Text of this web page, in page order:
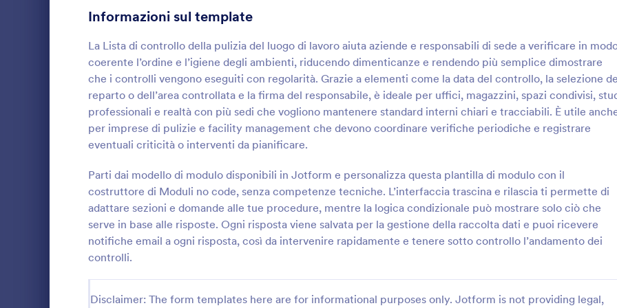
Informazioni sul template
La Lista di controllo della pulizia del luogo di lavoro aiuta aziende e responsabili di sede a verificare in
coerente l’ordine e l’igiene degli ambienti, riducendo dimenticanze e rendendo più semplice dimostrare
che i controlli vengono eseguiti con regolarità. Grazie a elementi come la data del controllo, la selezione
reparto o dell’area controllata e la firma del responsabile, è ideale per uffici, magazzini, spazi condivisi,
professionali e realtà con più sedi che vogliono mantenere standard interni chiari e tracciabili. È utile
per imprese di pulizie e facility management che devono coordinare verifiche periodiche e registrare
eventuali criticità o interventi da pianificare.
Parti dai modello di modulo disponibili in Jotform e personalizza questa plantilla di modulo con il
costruttore di Moduli no code, senza competenze tecniche. L’interfaccia trascina e rilascia ti permette di
adattare sezioni e domande alle tue procedure, mentre la logica condizionale può mostrare solo ciò che
serve in base alle risposte. Ogni risposta viene salvata per la gestione della raccolta dati e puoi ricevere
notifiche email a ogni risposta, così da intervenire rapidamente e tenere sotto controllo l’andamento dei
controlli.
Disclaimer: The form templates here are for informational purposes only. Jotform is not providing legal,
Lista Di Controllo Qualità Form
Raccogli e documenta ispezioni e azioni
Controllo Qualità, ideale per reparti
produttivi e servizi che vogliono
standardizzare la raccolta dati e tracciare le
verifiche nel tempo.
Go to Category:
Moduli Liste di Controllo
Usa Template
:
Registra e organizza gli
manutenzione preventiva dei
con la Lista di controllo per la
manutenzione preventiva degli
climatizzazione, utile per tecnici
manager che gestiscono più sedi
Go to Category:
Moduli Liste di Controllo
Usa Template
Moduli di Iscrizione 56
19
Moduli Riassunto 5
Moduli di Approvazione 85
Moduli di valutazione 132
Moduli di Presenza 16
Revisione 48
Moduli di autorizzazione 117
Moduli Premiazione